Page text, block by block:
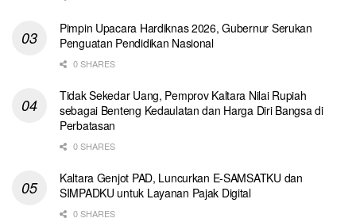
Pimpin Upacara Hardiknas 2026, Gubernur Serukan
Penguatan Pendidikan Nasional
0 SHARES
Tidak Sekedar Uang, Pemprov Kaltara Nilai Rupiah
sebagai Benteng Kedaulatan dan Harga Diri Bangsa di
Perbatasan
0 SHARES
Kaltara Genjot PAD, Luncurkan E-SAMSATKU dan
SIMPADKU untuk Layanan Pajak Digital
0 SHARES